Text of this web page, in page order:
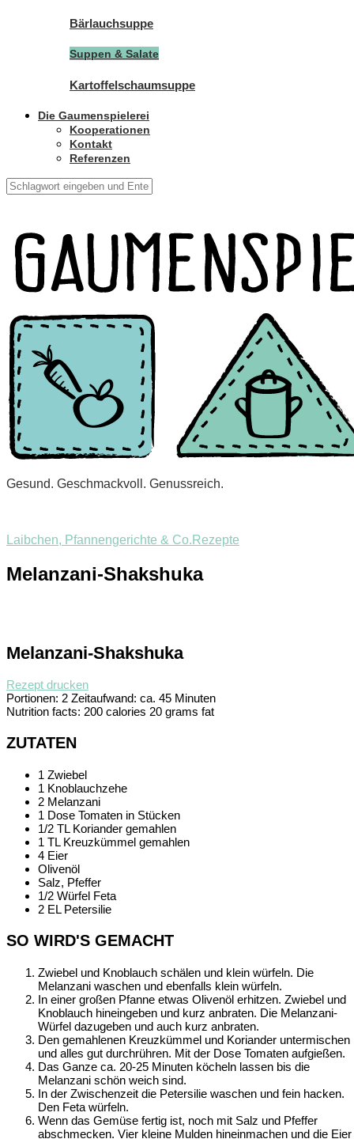
Bärlauchsuppe
Suppen & Salate
Kartoffelschaumsuppe
Die Gaumenspielerei
Kooperationen
Kontakt
Referenzen
Gesund. Geschmackvoll. Genussreich.
Laibchen, Pfannengerichte & Co. Rezepte
Melanzani-Shakshuka
Melanzani-Shakshuka
Rezept drucken
Portionen: 2 Zeitaufwand: ca. 45 Minuten
Nutrition facts: 200 calories 20 grams fat
ZUTATEN
1 Zwiebel
1 Knoblauchzehe
2 Melanzani
1 Dose Tomaten in Stücken
1/2 TL Koriander gemahlen
1 TL Kreuzkümmel gemahlen
4 Eier
Olivenöl
Salz, Pfeffer
1/2 Würfel Feta
2 EL Petersilie
SO WIRD'S GEMACHT
Zwiebel und Knoblauch schälen und klein würfeln. Die
Melanzani waschen und ebenfalls klein würfeln.
In einer großen Pfanne etwas Olivenöl erhitzen. Zwiebel und
Knoblauch hineingeben und kurz anbraten. Die Melanzani-
Würfel dazugeben und auch kurz anbraten.
Den gemahlenen Kreuzkümmel und Koriander untermischen
und alles gut durchrühren. Mit der Dose Tomaten aufgießen.
Das Ganze ca. 20-25 Minuten köcheln lassen bis die
Melanzani schön weich sind.
In der Zwischenzeit die Petersilie waschen und fein hacken.
Den Feta würfeln.
Wenn das Gemüse fertig ist, noch mit Salz und Pfeffer
abschmecken. Vier kleine Mulden hineinmachen und die Eier